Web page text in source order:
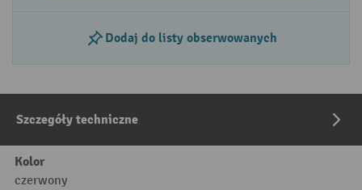
Dodaj do listy obserwowanych
Szczegóły techniczne
Kolor
czerwony